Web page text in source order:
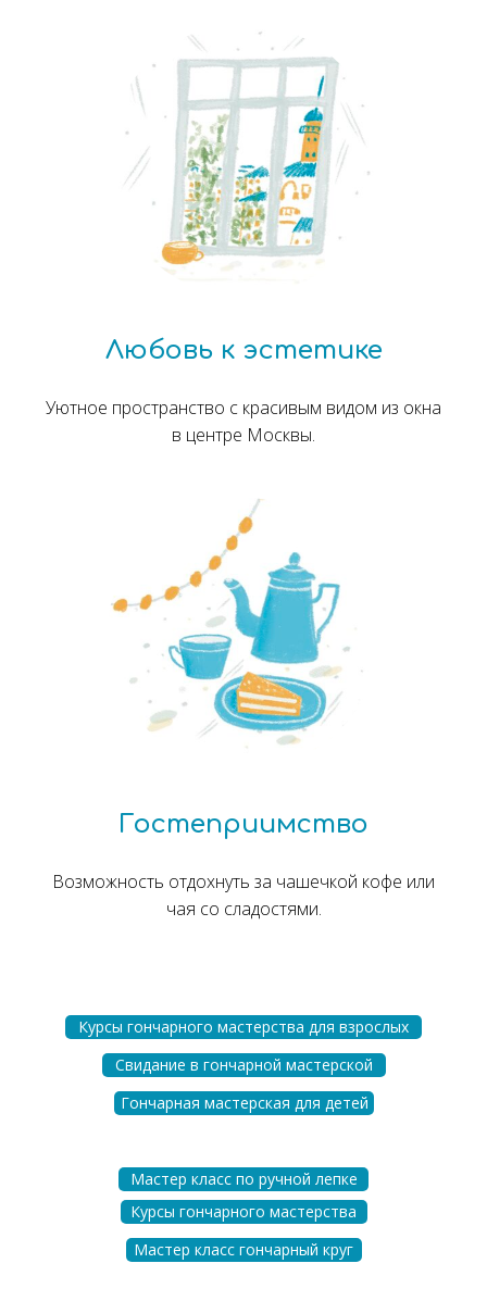
Любовь к эстетике
Уютное пространство с красивым видом из окна
в центре Москвы.
Гостеприимство
Возможность отдохнуть за чашечкой кофе или
чая со сладостями.
Курсы гончарного мастерства
Гончарная мастерская для детей
Свидание в гончарной мастерской
Мастер класс по ручной лепке
Мастер класс гончарный круг
Курсы гончарного мастерства для взрослых